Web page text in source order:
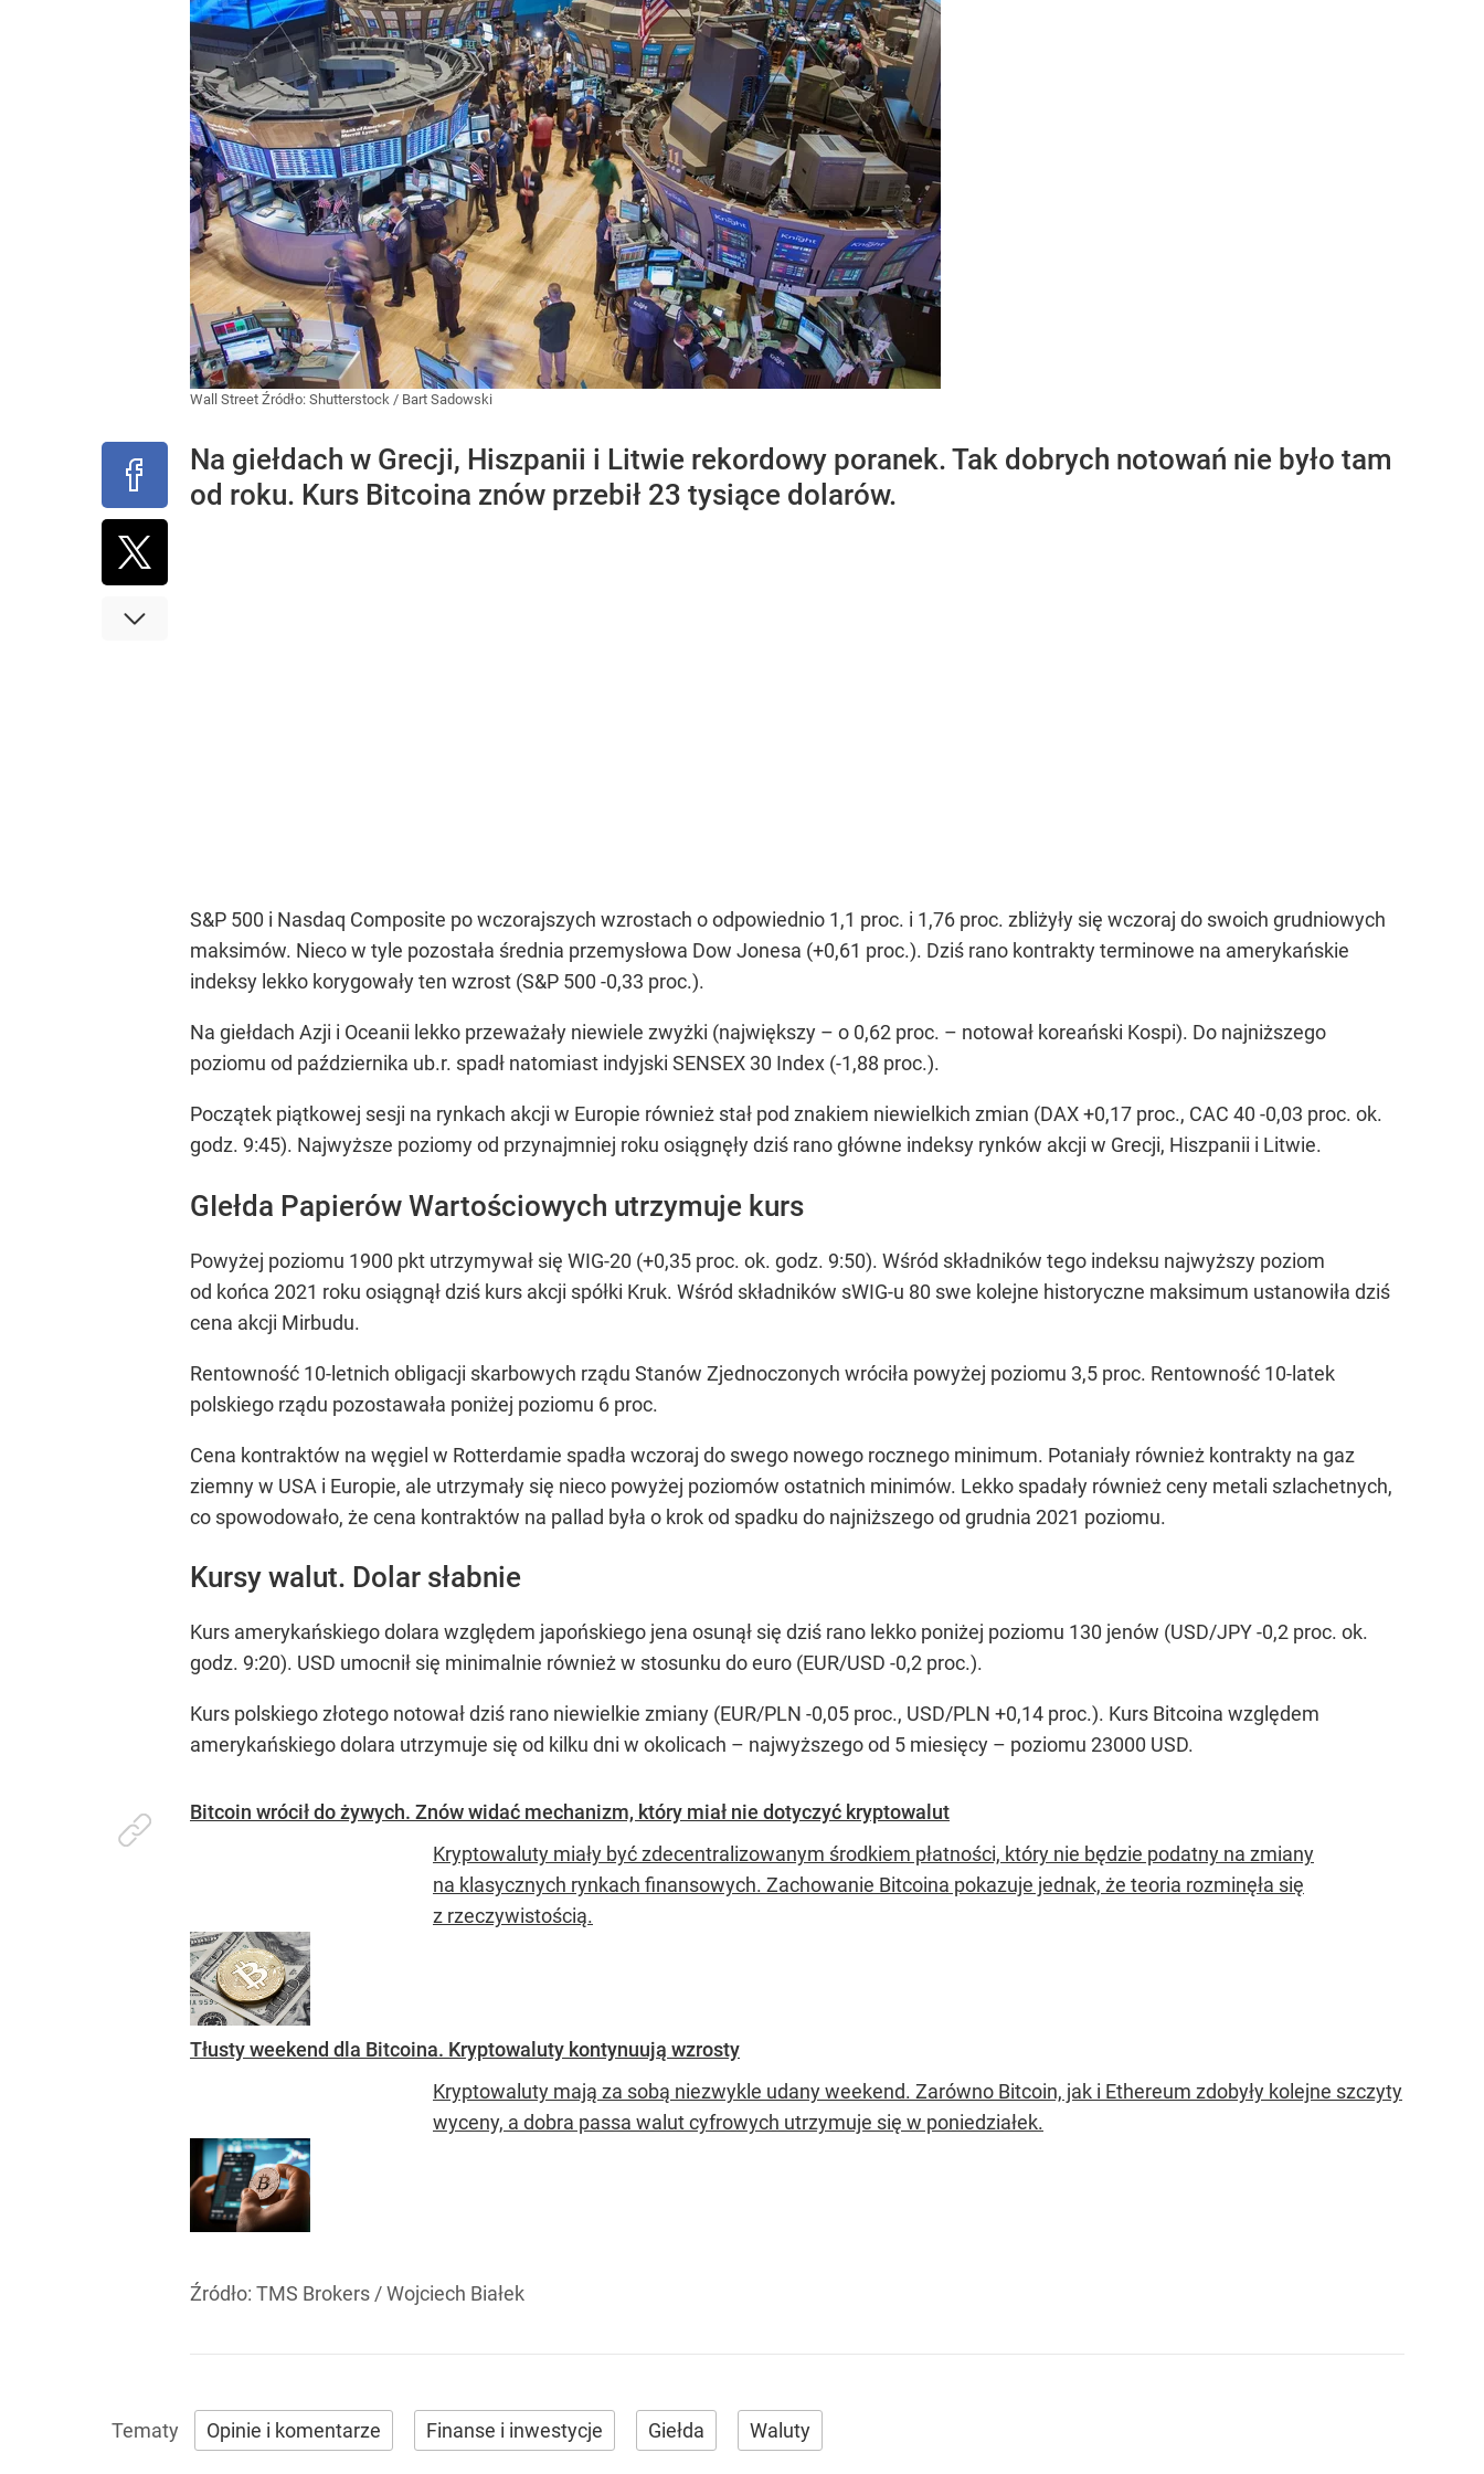
Wall Street Źródło: Shutterstock / Bart Sadowski
Na giełdach w Grecji, Hiszpanii i Litwie rekordowy poranek. Tak dobrych notowań nie było tam
od roku. Kurs Bitcoina znów przebił 23 tysiące dolarów.
S&P 500 i Nasdaq Composite po wczorajszych wzrostach o odpowiednio 1,1 proc. i 1,76 proc. zbliżyły się wczoraj do swoich grudniowych
maksimów. Nieco w tyle pozostała średnia przemysłowa Dow Jonesa (+0,61 proc.). Dziś rano kontrakty terminowe na amerykańskie
indeksy lekko korygowały ten wzrost (S&P 500 -0,33 proc.).
Na giełdach Azji i Oceanii lekko przeważały niewiele zwyżki (największy – o 0,62 proc. – notował koreański Kospi). Do najniższego
poziomu od października ub.r. spadł natomiast indyjski SENSEX 30 Index (-1,88 proc.).
Początek piątkowej sesji na rynkach akcji w Europie również stał pod znakiem niewielkich zmian (DAX +0,17 proc., CAC 40 -0,03 proc. ok.
godz. 9:45). Najwyższe poziomy od przynajmniej roku osiągnęły dziś rano główne indeksy rynków akcji w Grecji, Hiszpanii i Litwie.
GIełda Papierów Wartościowych utrzymuje kurs
Powyżej poziomu 1900 pkt utrzymywał się WIG-20 (+0,35 proc. ok. godz. 9:50). Wśród składników tego indeksu najwyższy poziom
od końca 2021 roku osiągnął dziś kurs akcji spółki Kruk. Wśród składników sWIG-u 80 swe kolejne historyczne maksimum ustanowiła dziś
cena akcji Mirbudu.
Rentowność 10-letnich obligacji skarbowych rządu Stanów Zjednoczonych wróciła powyżej poziomu 3,5 proc. Rentowność 10-latek
polskiego rządu pozostawała poniżej poziomu 6 proc.
Cena kontraktów na węgiel w Rotterdamie spadła wczoraj do swego nowego rocznego minimum. Potaniały również kontrakty na gaz
ziemny w USA i Europie, ale utrzymały się nieco powyżej poziomów ostatnich minimów. Lekko spadały również ceny metali szlachetnych,
co spowodowało, że cena kontraktów na pallad była o krok od spadku do najniższego od grudnia 2021 poziomu.
Kursy walut. Dolar słabnie
Kurs amerykańskiego dolara względem japońskiego jena osunął się dziś rano lekko poniżej poziomu 130 jenów (USD/JPY -0,2 proc. ok.
godz. 9:20). USD umocnił się minimalnie również w stosunku do euro (EUR/USD -0,2 proc.).
Kurs polskiego złotego notował dziś rano niewielkie zmiany (EUR/PLN -0,05 proc., USD/PLN +0,14 proc.). Kurs Bitcoina względem
amerykańskiego dolara utrzymuje się od kilku dni w okolicach – najwyższego od 5 miesięcy – poziomu 23000 USD.
Bitcoin wrócił do żywych. Znów widać mechanizm, który miał nie dotyczyć kryptowalut
Kryptowaluty miały być zdecentralizowanym środkiem płatności, który nie będzie podatny na zmiany
na klasycznych rynkach finansowych. Zachowanie Bitcoina pokazuje jednak, że teoria rozminęła się
z rzeczywistością.
Tłusty weekend dla Bitcoina. Kryptowaluty kontynuują wzrosty
Kryptowaluty mają za sobą niezwykle udany weekend. Zarówno Bitcoin, jak i Ethereum zdobyły kolejne szczyty
wyceny, a dobra passa walut cyfrowych utrzymuje się w poniedziałek.
Źródło: TMS Brokers /Wojciech Białek
Opinie i komentarze Finanse i inwestycje Giełda Waluty